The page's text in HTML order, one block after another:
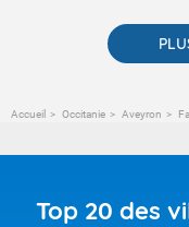
Accueil Occitanie Aveyron
Top 20 des